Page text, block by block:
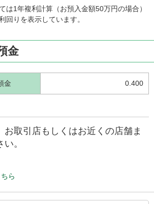
は1年複利計算（お預入金額50万円の場合）
回りを表示しています。
金
金 0.400
お取引店もしくはお近くの店舗ま
。
ら